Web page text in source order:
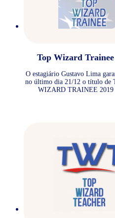
Top Wizard Trainee
O estagiário Gustavo Lima
no último dia 21/12 o título de
WIZARD TRAINEE 2019